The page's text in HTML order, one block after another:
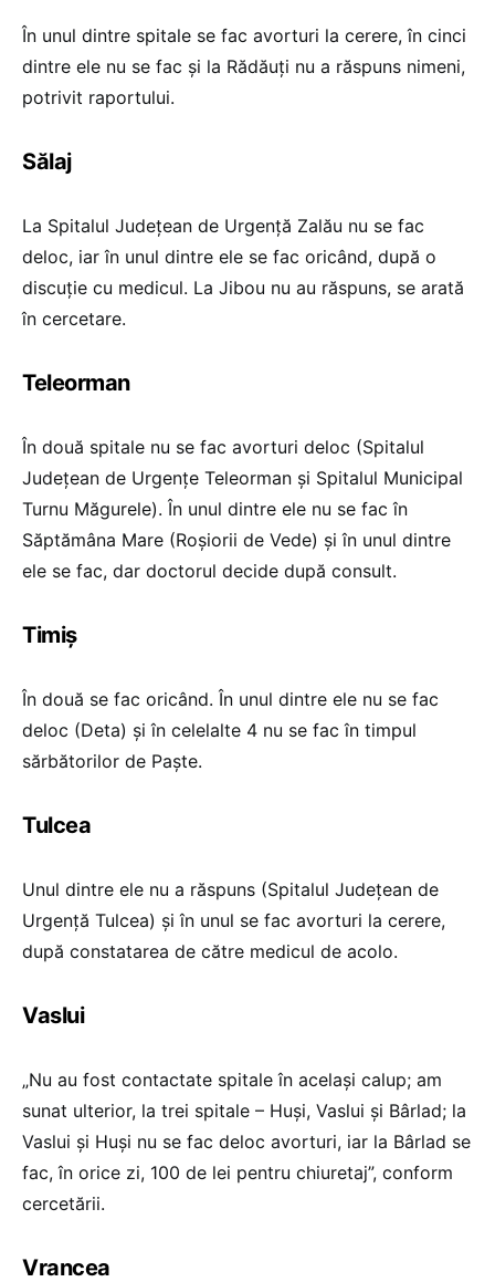
În unul dintre spitale se fac avorturi la cerere, în cinci
dintre ele nu se fac și la Rădăuți nu a răspuns nimeni,
potrivit raportului.
Sălaj
La Spitalul Județean de Urgență Zalău nu se fac
deloc, iar în unul dintre ele se fac oricând, după o
discuție cu medicul. La Jibou nu au răspuns, se arată
în cercetare.
Teleorman
În două spitale nu se fac avorturi deloc (Spitalul
Județean de Urgențe Teleorman și Spitalul Municipal
Turnu Măgurele). În unul dintre ele nu se fac în
Săptămâna Mare (Roșiorii de Vede) și în unul dintre
ele se fac, dar doctorul decide după consult.
Timiș
În două se fac oricând. În unul dintre ele nu se fac
deloc (Deta) și în celelalte 4 nu se fac în timpul
sărbătorilor de Paște.
Tulcea
Unul dintre ele nu a răspuns (Spitalul Județean de
Urgență Tulcea) și în unul se fac avorturi la cerere,
după constatarea de către medicul de acolo.
Vaslui
„Nu au fost contactate spitale în același calup; am
sunat ulterior, la trei spitale – Huși, Vaslui și Bârlad; la
Vaslui și Huși nu se fac deloc avorturi, iar la Bârlad se
fac, în orice zi, 100 de lei pentru chiuretaj”, conform
cercetării.
Vrancea